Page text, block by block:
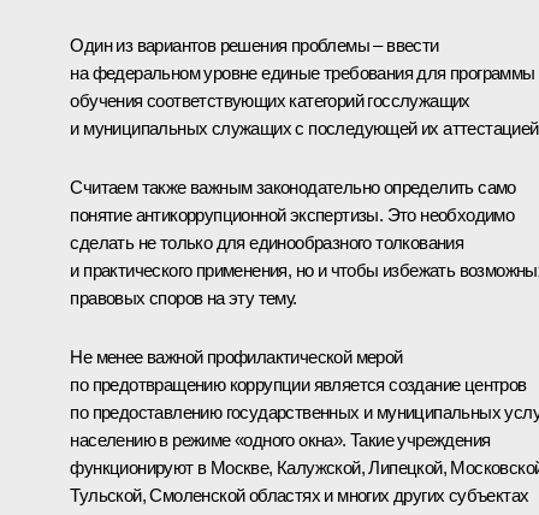
Один из вариантов решения проблемы – ввести
на федеральном уровне единые требования для программы
обучения соответствующих категорий госслужащих
и муниципальных служащих с последующей их
Считаем также важным законодательно определить само
понятие антикоррупционной экспертизы. Это необходимо
сделать не только для единообразного толкования
и практического применения, но и чтобы избежать
правовых споров на эту тему.
Не менее важной профилактической мерой
по предотвращению коррупции является создание центров
по предоставлению государственных и муниципальных
населению в режиме «одного окна». Такие учреждения
функционируют в Москве, Калужской, Липецкой,
Тульской, Смоленской областях и многих других субъектах